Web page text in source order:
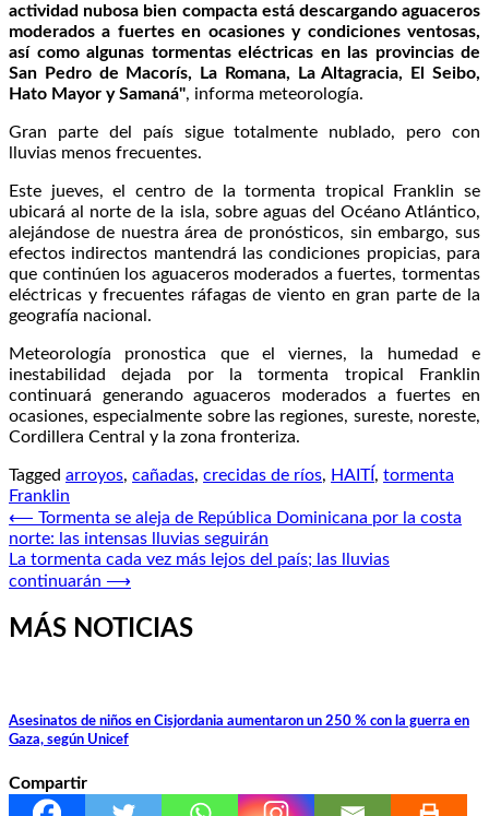
actividad nubosa bien compacta está descargando aguaceros
moderados a fuertes en ocasiones y condiciones ventosas,
así como algunas tormentas eléctricas en las provincias de
San Pedro de Macorís, La Romana, La Altagracia, El Seibo,
Hato Mayor y Samaná", informa meteorología.
Gran parte del país sigue totalmente nublado, pero con
lluvias menos frecuentes.
Este jueves, el centro de la tormenta tropical Franklin se
ubicará al norte de la isla, sobre aguas del Océano Atlántico,
alejándose de nuestra área de pronósticos, sin embargo, sus
efectos indirectos mantendrá las condiciones propicias, para
que continúen los aguaceros moderados a fuertes, tormentas
eléctricas y frecuentes ráfagas de viento en gran parte de la
geografía nacional.
Meteorología pronostica que el viernes, la humedad e
inestabilidad dejada por la tormenta tropical Franklin
continuará generando aguaceros moderados a fuertes en
ocasiones, especialmente sobre las regiones, sureste, noreste,
Cordillera Central y la zona fronteriza.
Tagged arroyos, cañadas, crecidas de ríos, HAITÍ , tormenta
Franklin
Navegación
de
entradas
⟵ Tormenta se aleja de República Dominicana por la costa
norte: las intensas lluvias seguirán
La tormenta cada vez más lejos del país; las lluvias
continuarán ⟶
MÁS NOTICIAS
Asesinatos de niños en Cisjordania aumentaron un 250 % con la guerra en
Gaza, según Unicef
Compartir